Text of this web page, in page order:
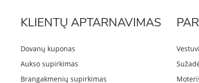
KLIENTŲ APTARNAVIMAS
Dovanų kuponas
Aukso supirkimas
Brangakmenių supirkimas